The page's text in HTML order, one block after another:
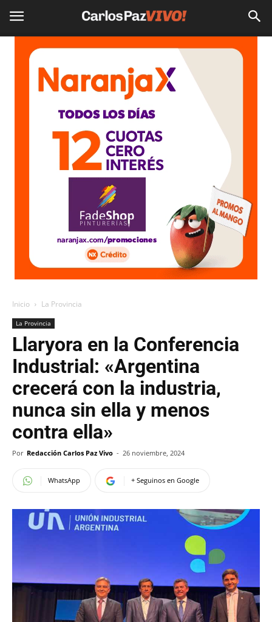
Inicio La Provincia
La Provincia
Llaryora en la Conferencia
Industrial: «Argentina
crecerá con la industria,
nunca sin ella y menos
contra ella»
Por Redacción Carlos Paz Vivo - 26 noviembre, 2024
WhatsApp + Seguinos en Google